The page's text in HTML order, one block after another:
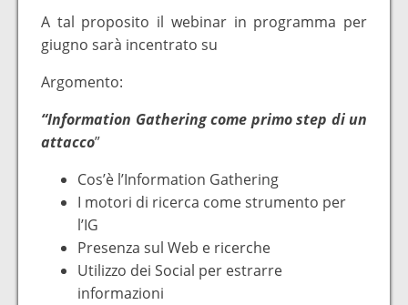
A tal proposito il webinar in programma per
giugno sarà incentrato su
Argomento:
“Information Gathering come primo step di un
attacco”
Cos’è l’Information Gathering
I motori di ricerca come strumento per
l’IG
Presenza sul Web e ricerche
Utilizzo dei Social per estrarre
informazioni